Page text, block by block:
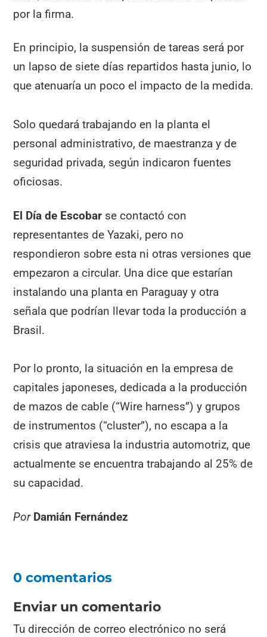
por la firma.
En principio, la suspensión de tareas será por
un lapso de siete días repartidos hasta junio, lo
que atenuaría un poco el impacto de la medida.
Solo quedará trabajando en la planta el
personal administrativo, de maestranza y de
seguridad privada, según indicaron fuentes
oficiosas.
El Día de Escobar se contactó con
representantes de Yazaki, pero no
respondieron sobre esta ni otras versiones que
empezaron a circular. Una dice que estarían
instalando una planta en Paraguay y otra
señala que podrían llevar toda la producción a
Brasil.
Por lo pronto, la situación en la empresa de
capitales japoneses, dedicada a la producción
de mazos de cable (“Wire harness”) y grupos
de instrumentos (“cluster”), no escapa a la
crisis que atraviesa la industria automotriz, que
actualmente se encuentra trabajando al 25% de
su capacidad.
Por Damián Fernández
0 comentarios
Enviar un comentario
Tu dirección de correo electrónico no será